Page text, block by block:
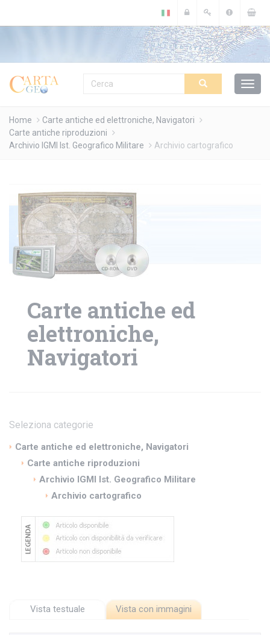
Home
Carte antiche ed elettroniche, Navigatori
Carte antiche riproduzioni
Archivio IGMI Ist. Geografico Militare
Archivio cartografico
Carte antiche ed
elettroniche,
Navigatori
Seleziona categorie
Carte antiche ed elettroniche, Navigatori
Carte antiche riproduzioni
Archivio IGMI Ist. Geografico Militare
Archivio cartografico
Vista testuale Vista con immagini